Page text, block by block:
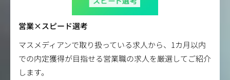
営業×スピード選考
マスメディアンで取り扱っている求人から、1カ月以内
での内定獲得が目指せる営業職の求人を厳選してご紹介
します。